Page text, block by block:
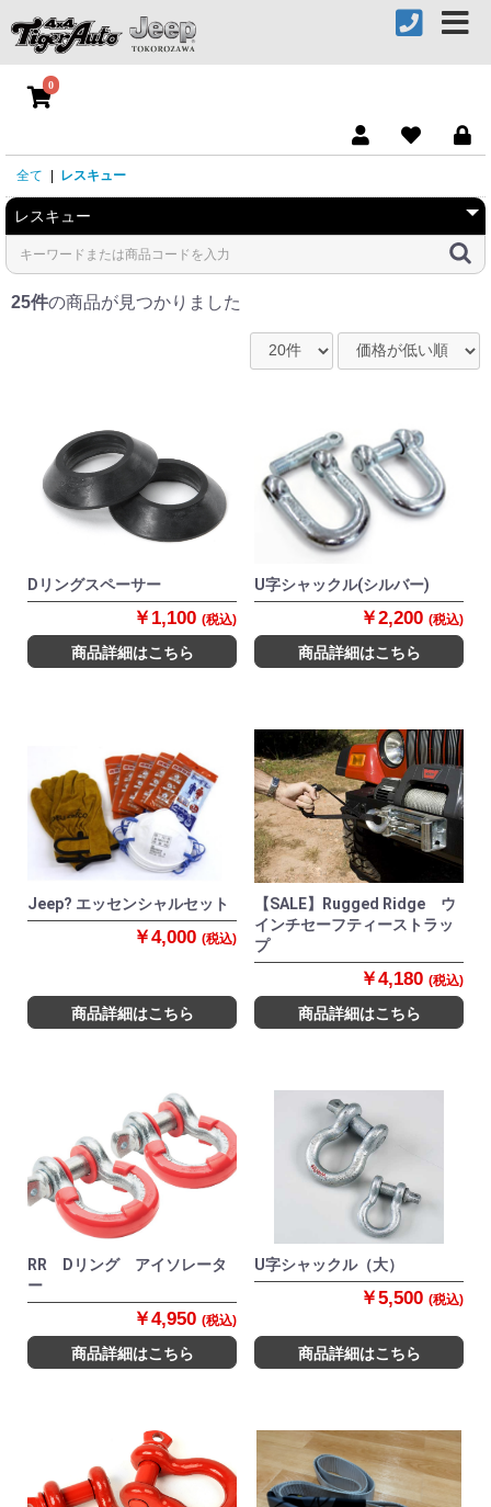
0
全て レスキュー
25件の商品が見つかりました
Dリングスペーサー
￥1,100 (税込)
商品詳細はこちら
U字シャックル(シルバー)
￥2,200 (税込)
商品詳細はこちら
Jeep? エッセンシャルセット
￥4,000 (税込)
商品詳細はこちら
【SALE】Rugged Ridge ウ
インチセーフティーストラッ
プ
￥4,180 (税込)
商品詳細はこちら
RR Dリング アイソレータ
ー
￥4,950 (税込)
商品詳細はこちら
U字シャックル（大）
￥5,500 (税込)
商品詳細はこちら